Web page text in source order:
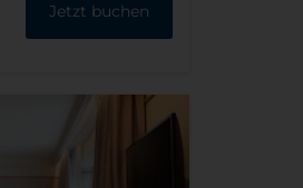
Jetzt buchen